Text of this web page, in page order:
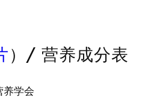
）/ 营养成分表
养学会